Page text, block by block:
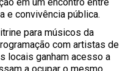
e convivência pública.
para músicos da
com artistas de
locais ganham acesso a